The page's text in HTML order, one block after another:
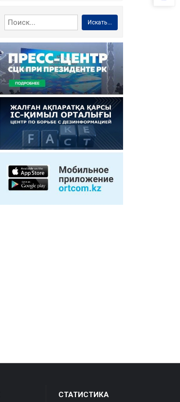
Искать...
СТАТИСТИКА